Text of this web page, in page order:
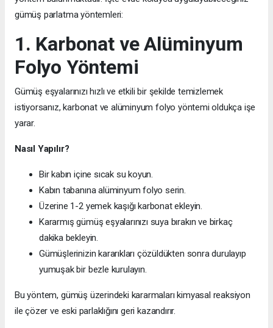
gümüş parlatma yöntemleri:
1. Karbonat ve Alüminyum
Folyo Yöntemi
Gümüş eşyalarınızı hızlı ve etkili bir şekilde temizlemek
istiyorsanız, karbonat ve alüminyum folyo yöntemi oldukça işe
yarar.
Nasıl Yapılır?
Bir kabın içine sıcak su koyun.
Kabın tabanına alüminyum folyo serin.
Üzerine 1-2 yemek kaşığı karbonat ekleyin.
Kararmış gümüş eşyalarınızı suya bırakın ve birkaç
dakika bekleyin.
Gümüşlerinizin kararıkları çözüldükten sonra durulayıp
yumuşak bir bezle kurulayın.
Bu yöntem, gümüş üzerindeki kararmaları kimyasal reaksiyon
ile çözer ve eski parlaklığını geri kazandırır.